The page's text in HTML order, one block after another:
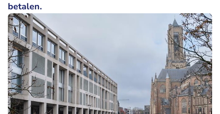
betalen.